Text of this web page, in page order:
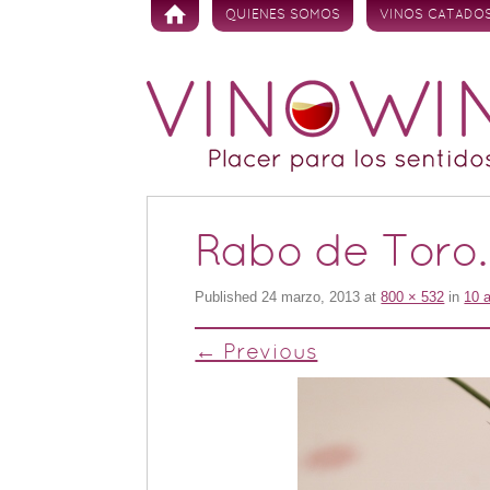
Skip to content
QUIENES SOMOS VINOS
Rabo de
Published24 marzo, 2013 at800 × 532 in 10
← Previous